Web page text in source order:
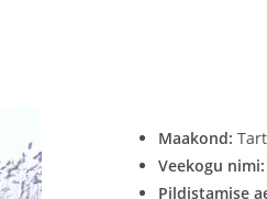
Maakond:
Veekogu
Pildistamise